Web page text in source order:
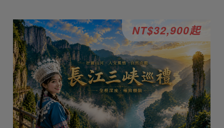
NT$32,900起